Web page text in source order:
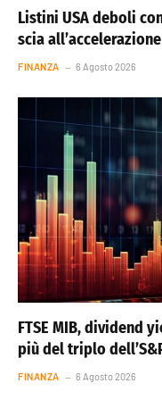
Listini USA deboli
scia
FINANZA 6 Agosto 2026
FTSE MIB, dividend
più del triplo
FINANZA 6 Agosto 2026